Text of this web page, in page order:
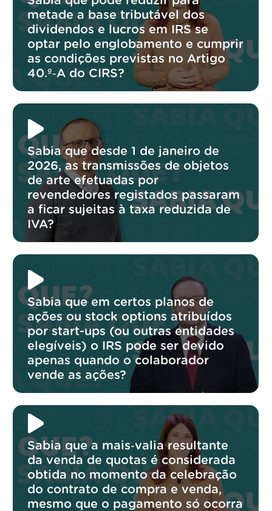
metade a base tributável dos
dividendos e lucros em IRS se
optar pelo englobamento e cumprir
as condições previstas no Artigo
40.º‑A do CIRS?
Sabia que desde 1 de janeiro de
2026, as transmissões de objetos
de arte efetuadas por
revendedores registados passaram
a ficar sujeitas à taxa reduzida de
IVA?
Sabia que em certos planos de
ações ou stock options atribuídos
por start-ups (ou outras entidades
elegíveis) o IRS pode ser devido
apenas quando o colaborador
vende as ações?
Sabia que a mais‑valia resultante
da venda de quotas é considerada
obtida no momento da celebração
do contrato de compra e venda,
mesmo que o pagamento só ocorra